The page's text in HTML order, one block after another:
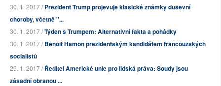
30. 1. 2017 /Prezident Trump projevuje klasické známky duševní
choroby, včetně "...
30. 1. 2017 /Týden s Trumpem: Alternativní fakta a pohádky
30. 1. 2017 /Benoit Hamon prezidentským kandidátem francouzských
socialistů
29. 1. 2017 /Ředitel Americké unie pro lidská práva: Soudy jsou
zásadní obranou ...